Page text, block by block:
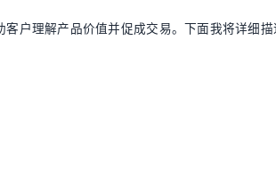
户理解产品价值并促成交易。下面我将详细描